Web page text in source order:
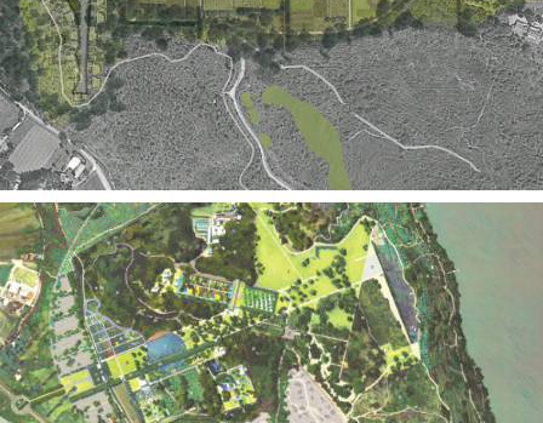
Territoires